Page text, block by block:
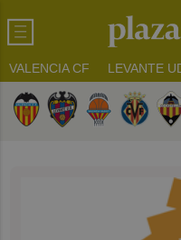
VALENCIA CF LEVANTE